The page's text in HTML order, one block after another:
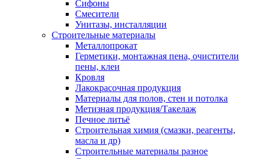
Сифоны
Смесители
Унитазы, инсталляции
Строительные материалы
Металлопрокат
Герметики, монтажная пена, очистители
пены, клеи
Кровля
Лакокрасочная продукция
Материалы для полов, стен и потолка
Метизная продукция/Такелаж
Печное литьё
Строительная химия (смазки, реагенты,
масла и др)
Строительные материалы разное